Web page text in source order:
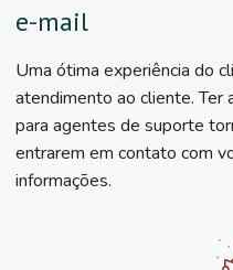
e-mail
Uma ótima experiência do
atendimento ao cliente. Ter
para agentes de suporte
entrarem em contato com
informações.